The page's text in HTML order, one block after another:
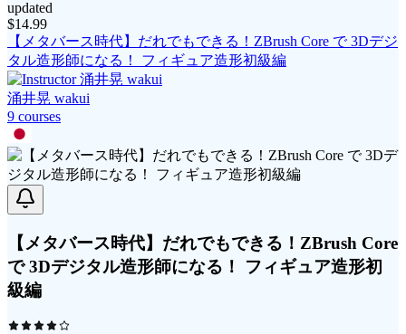
updated
$14.99
【メタバース時代】だれでもできる！ZBrush Core で 3Dデジ
タル造形師になる！ フィギュア造形初級編
涌井晃 wakui
9 courses
【メタバース時代】だれでもできる！ZBrush Core
で 3Dデジタル造形師になる！ フィギュア造形初
級編